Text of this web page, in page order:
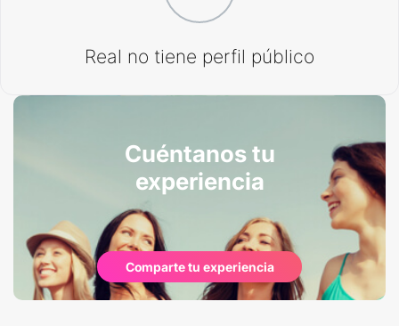
Real no tiene perfil público
Cuéntanos tu
experiencia
Comparte tu experiencia